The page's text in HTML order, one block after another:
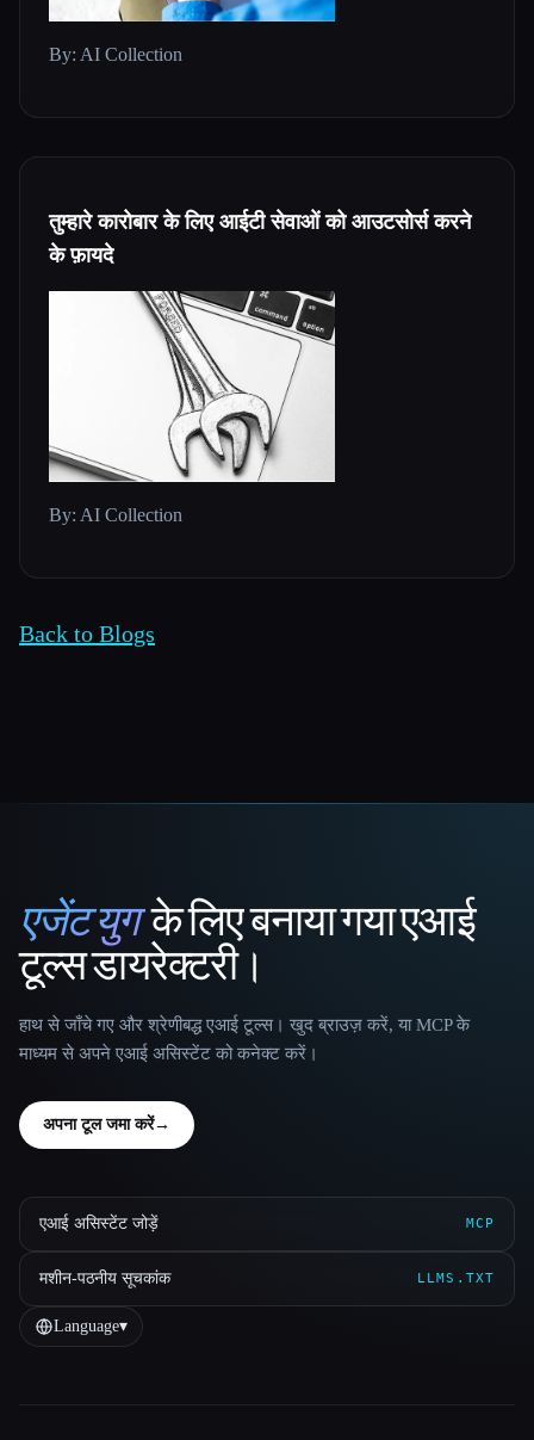
By: AI Collection
तुम्हारे कारोबार के लिए आईटी सेवाओं को आउटसोर्स करने
के फ़ायदे
By: AI Collection
Back to Blogs
That AI Collection
एजेंट युगके लिए बनाया गया एआई
टूल्स डायरेक्टरी।
हाथ से जाँचे गए और श्रेणीबद्ध एआई टूल्स। खुद ब्राउज़ करें, या MCP के
माध्यम से अपने एआई असिस्टेंट को कनेक्ट करें।
अपना टूल जमा करें→
एआई असिस्टेंट जोड़ें MCP
मशीन-पठनीय सूचकांक LLMS.TXT
Language▾